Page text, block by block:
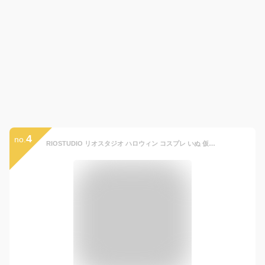
no. 4 RIOSTUDIO リオスタジオ ハロウィン コスプレ いぬ 仮装 変装 犬 コスチューム 魔女 カボチャ犬用 帽子 マント ハット ポンチョ ケープ ワンコ服 小型犬 中型犬 ドッグウェア ペットウェア 猫服 可愛い(オレンジハット+マントセット,S)